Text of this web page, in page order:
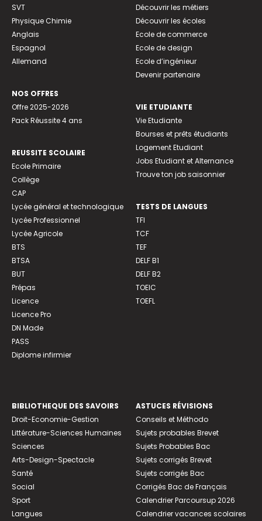
SVT
Physique Chimie
Anglais
Espagnol
Allemand
NOS OFFRES
Offre 2025-2026
Pack Réussite 4 ans
REUSSITE SCOLAIRE
Ecole Primaire
Collège
CAP
Lycée général et technologique
Lycée Professionnel
Lycée Agricole
BTS
BTSA
BUT
Prépas
Licence
Licence Pro
DN Made
PASS
Diplome infirmier
Découvrir les métiers
Découvrir les écoles
Ecole de commerce
Ecole de design
Ecole d’ingénieur
Devenir partenaire
VIE ETUDIANTE
Vie Etudiante
Bourses et prêts étudiants
Logement Etudiant
Jobs Etudiant et Alternance
Trouve ton job saisonnier
TESTS DE LANGUES
TFI
TCF
TEF
DELF B1
DELF B2
TOEIC
TOEFL
BIBLIOTHEQUE DES SAVOIRS
Droit-Economie-Gestion
Littérature-Sciences Humaines
Sciences
Arts-Design-Spectacle
Santé
Social
Sport
Langues
ASTUCES RÉVISIONS
Conseils et Méthodo
Sujets probables Brevet
Sujets Probables Bac
Sujets corrigés Brevet
Sujets corrigés Bac
Corrigés Bac de Français
Calendrier Parcoursup 2026
Calendrier vacances scolaires